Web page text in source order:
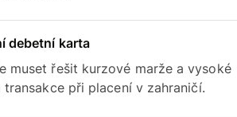
debetní karta
muset řešit kurzové marže a vysoké
při placení v zahraničí.